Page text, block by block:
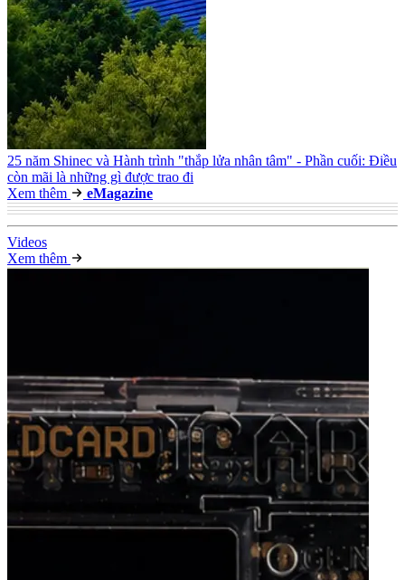
25 năm Shinec và Hành trình "thắp lửa nhân tâm" - Phần cuối: Điều
còn mãi là những gì được trao đi
Xem thêm
eMagazine
Videos
Xem thêm